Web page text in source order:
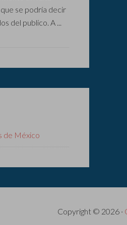
se podría decir
del publico. A ...
Copyright © 2026 ·